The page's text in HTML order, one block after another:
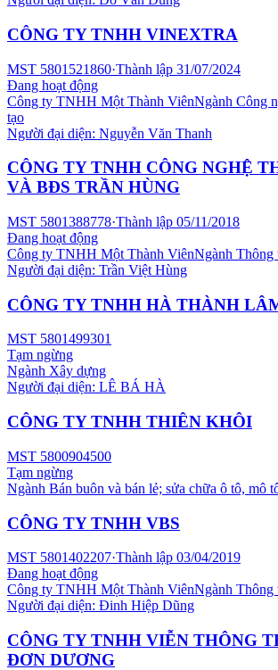
CÔNG TY TNHH VINEXTRA
MST 5801521860·Thành lập 31/07/2024
Đang hoạt động
Công ty TNHH Một Thành ViênNgành Công
tạo
Người đại diện: Nguyễn Văn Thanh
CÔNG TY TNHH CÔNG NGHỆ
VÀ BĐS TRẦN HÙNG
MST 5801388778·Thành lập 05/11/2018
Đang hoạt động
Công ty TNHH Một Thành ViênNgành Thông
Người đại diện: Trần Việt Hùng
CÔNG TY TNHH HÀ THÀNH
MST 5801499301
Tạm ngừng
Ngành Xây dựng
Người đại diện: LÊ BÁ HÀ
CÔNG TY TNHH THIÊN KHÔI
MST 5800904500
Tạm ngừng
Ngành Bán buôn và bán lẻ; sửa chữa ô tô, mô
CÔNG TY TNHH VBS
MST 5801402207·Thành lập 03/04/2019
Đang hoạt động
Công ty TNHH Một Thành ViênNgành Thông
Người đại diện: Đinh Hiệp Dũng
CÔNG TY TNHH VIỄN THÔNG
ĐƠN DƯƠNG